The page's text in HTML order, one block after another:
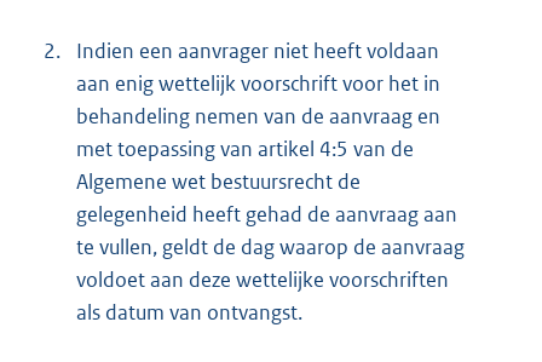
2.
Indien een aanvrager niet heeft voldaan
aan enig wettelijk voorschrift voor het in
behandeling nemen van de aanvraag en
met toepassing van artikel 4:5 van de
Algemene wet bestuursrecht de
gelegenheid heeft gehad de aanvraag aan
te vullen, geldt de dag waarop de aanvraag
voldoet aan deze wettelijke voorschriften
als datum van ontvangst.